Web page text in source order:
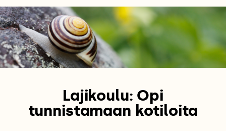
Lajikoulu: Opi
tunnistamaan kotiloita